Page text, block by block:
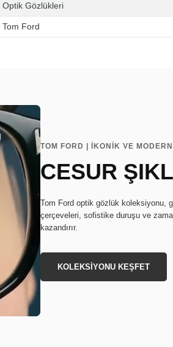
Optik Gözlükleri
Tom Ford
TOM FORD | İKONİK VE
CESUR
Tom Ford optik gözlük koleksiyonu,
çerçeveleri, sofistike duruşu ve
kazandırır.
KOLEKSİYONU KEŞFET